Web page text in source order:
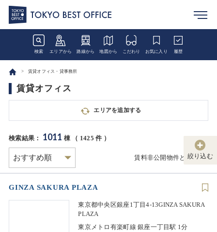
検索 エリアから 路線から 地図から こだわり お気に入り 履歴
賃貸オフィス・貸事務所
賃貸オフィス
エリアを追加する
絞り込む
検索結果： 1011 棟 （ 1425件 ）
賃料非公開物件とは
GINZA SAKURA PLAZA
東京都中央区銀座1丁目4-13GINZA SAKURA
PLAZA
東京メトロ有楽町線 銀座一丁目駅 1分